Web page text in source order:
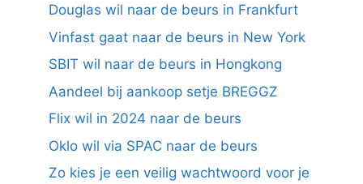
Douglas wil naar de beurs in Frankfurt
Vinfast gaat naar de beurs in New York
SBIT wil naar de beurs in Hongkong
Aandeel bij aankoop setje BREGGZ
Flix wil in 2024 naar de beurs
Oklo wil via SPAC naar de beurs
Zo kies je een veilig wachtwoord voor je